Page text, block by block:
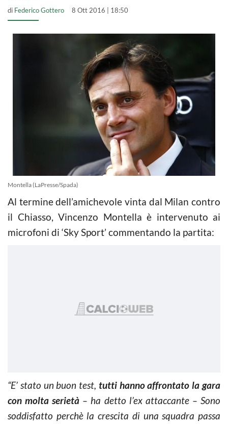
di Federico Gottero 8 Ott 2016 | 18:50
Montella (LaPresse/Spada)
Al termine dell’amichevole vinta dal Milan contro
il Chiasso, Vincenzo Montella è intervenuto ai
microfoni di ‘Sky Sport’ commentando la partita:
“E’ stato un buon test, tutti hanno affrontato la gara
con molta serietà – ha detto l’ex attaccante – Sono
soddisfatto perchè la crescita di una squadra passa